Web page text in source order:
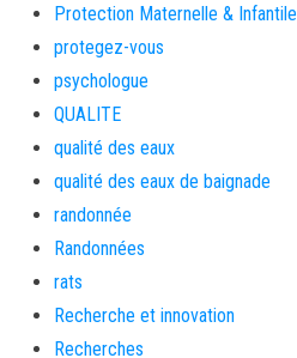
Protection Maternelle & Infantile
protegez-vous
psychologue
QUALITE
qualité des eaux
qualité des eaux de baignade
randonnée
Randonnées
rats
Recherche et innovation
Recherches